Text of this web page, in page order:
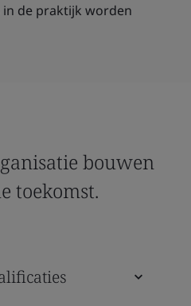
de praktijk worden
bouwen
toekomst.